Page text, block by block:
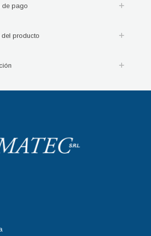
de pago
del producto